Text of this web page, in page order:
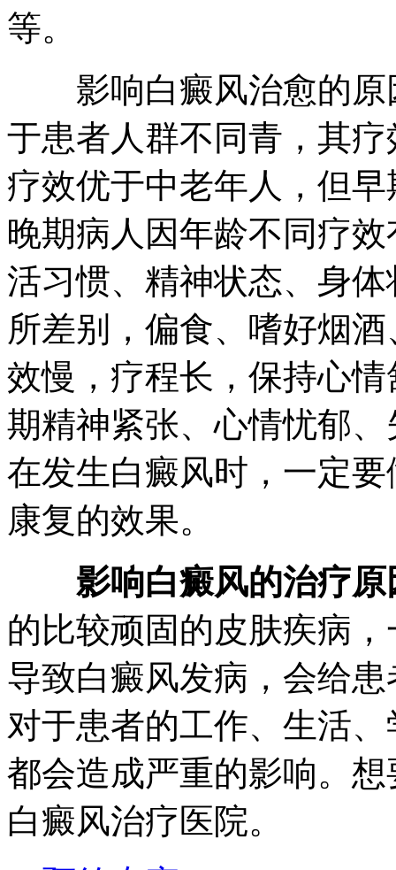
等。
影响白癜风治愈的原
于患者人群不同青，其
疗效优于中老年人，但
晚期病人因年龄不同疗
活习惯、精神状态、身
所差别，偏食、嗜好烟
效慢，疗程长，保持心
期精神紧张、心情忧郁
在发生白癜风时，一定
康复的效果。
影响白癜风的治疗
的比较顽固的皮肤疾病
导致白癜风发病，会给
对于患者的工作、生活
都会造成严重的影响。
白癜风治疗医院。